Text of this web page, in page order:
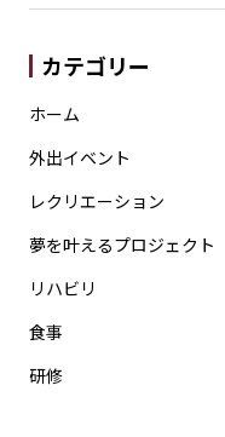
カテゴリー
ホーム
外出イベント
レクリエーション
夢を叶えるプロジェクト
リハビリ
食事
研修